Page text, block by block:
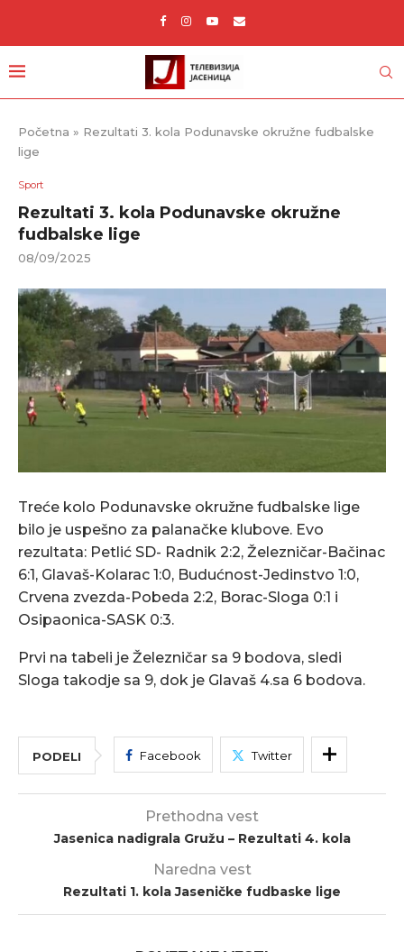
Početna » Rezultati 3. kola Podunavske okružne fudbalske
lige
Sport
Rezultati 3. kola Podunavske okružne
fudbalske lige
08/09/2025
Treće kolo Podunavske okružne fudbalske lige
bilo je uspešno za palanačke klubove. Evo
rezultata: Petlić SD- Radnik 2:2, Železničar-Bačinac
6:1, Glavaš-Kolarac 1:0, Budućnost-Jedinstvo 1:0,
Crvena zvezda-Pobeda 2:2, Borac-Sloga 0:1 i
Osipaonica-SASK 0:3.
Prvi na tabeli je Železničar sa 9 bodova, sledi
Sloga takodje sa 9, dok je Glavaš 4.sa 6 bodova.
PODELI Facebook Twitter
Prethodna vest
Jasenica nadigrala Gružu – Rezultati 4. kola
Naredna vest
Rezultati 1. kola Jaseničke fudbaske lige